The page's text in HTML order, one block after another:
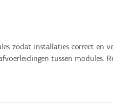
zodat installaties correct en
tussen modules.